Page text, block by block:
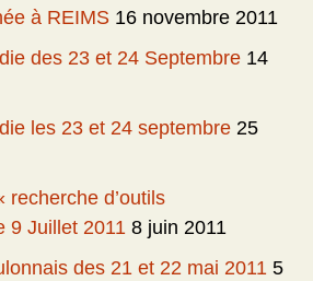
à REIMS 16 novembre 2011
des 23 et 24 Septembre 14
les 23 et 24 septembre 25
recherche d’outils
9 Juillet 2011 8 juin 2011
des 21 et 22 mai 2011 5